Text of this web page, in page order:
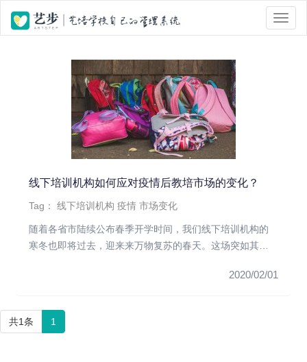
位置 : 首页 > Tag 标签页面 > 市场变化
线下培训机构如何应对疫情后教培市场的变化？
Tag：线下培训机构 疫情 市场变化
随着各省市陆续公布春季开学时间，我们线下培训机构的
寒冬也即将过去，迎来来万物复苏的春天。这场突如其来
2020/02/01
共1条 1